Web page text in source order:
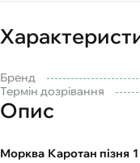
Бренд
Термін дозрівання
Опис
Морква Каротан пізня